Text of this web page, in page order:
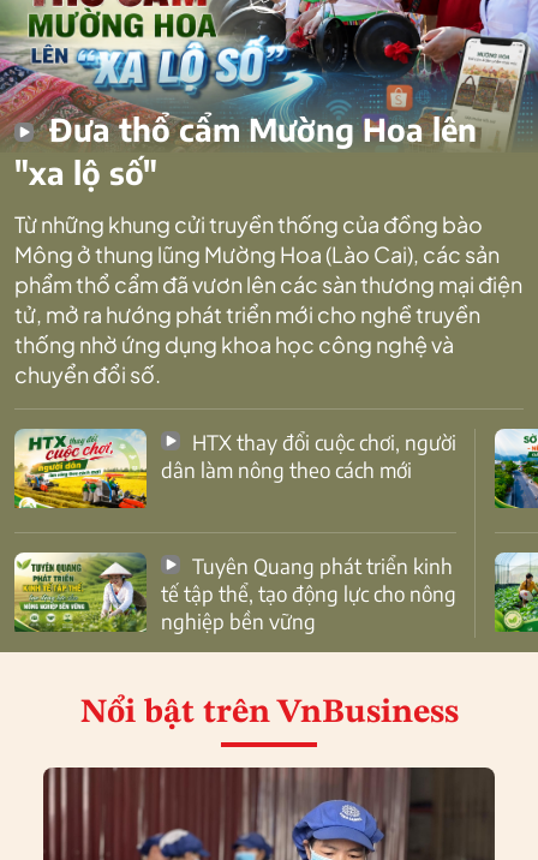
Đưa thổ cẩm Mường Hoa lên
"xa lộ số"
Từ những khung cửi truyền thống của đồng bào
Mông ở thung lũng Mường Hoa (Lào Cai), các sản
phẩm thổ cẩm đã vươn lên các sàn thương mại điện
tử, mở ra hướng phát triển mới cho nghề truyền
thống nhờ ứng dụng khoa học công nghệ và
chuyển đổi số.
dân làm nông theo cách mới
tế tập thể, tạo động lực cho nông
nghiệp bền vững
Nổi bật trên VnBusiness